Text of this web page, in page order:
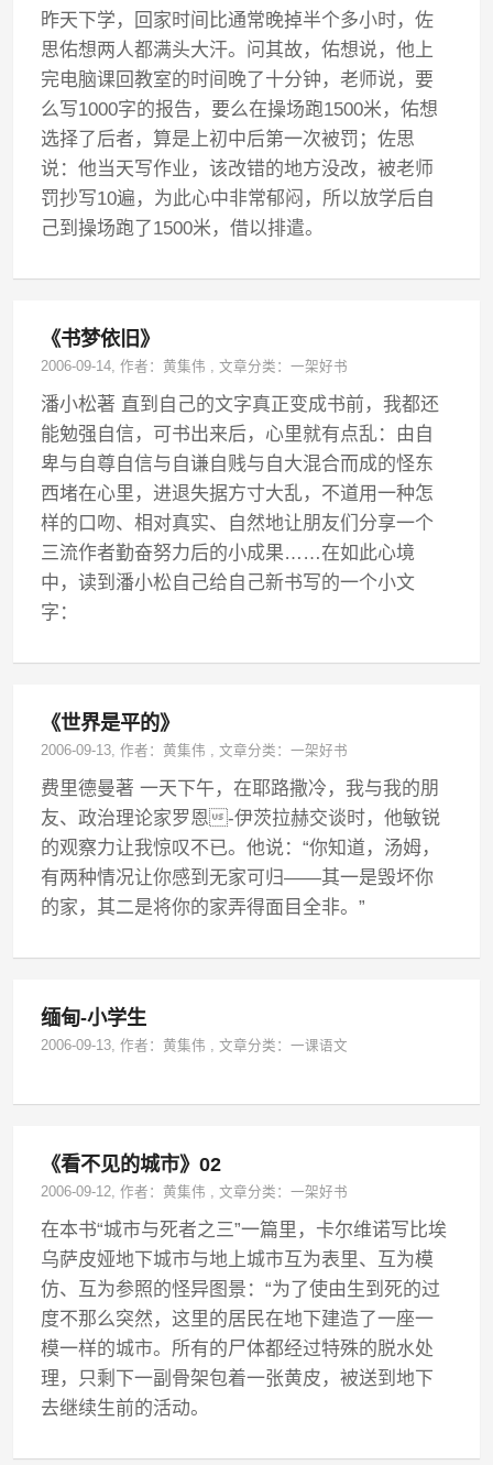
昨天下学，回家时间比通常晚掉半个多小时，佐
思佑想两人都满头大汗。问其故，佑想说，他上
完电脑课回教室的时间晚了十分钟，老师说，要
么写1000字的报告，要么在操场跑1500米，佑想
选择了后者，算是上初中后第一次被罚；佐思
说：他当天写作业，该改错的地方没改，被老师
罚抄写10遍，为此心中非常郁闷，所以放学后自
己到操场跑了1500米，借以排遣。
《书梦依旧》
2006-09-14, 作者：黄集伟 ,文章分类：一架好书
潘小松著 直到自己的文字真正变成书前，我都还
能勉强自信，可书出来后，心里就有点乱：由自
卑与自尊自信与自谦自贱与自大混合而成的怪东
西堵在心里，进退失据方寸大乱，不道用一种怎
样的口吻、相对真实、自然地让朋友们分享一个
三流作者勤奋努力后的小成果……在如此心境
中，读到潘小松自己给自己新书写的一个小文
字：
《世界是平的》
2006-09-13, 作者：黄集伟 ,文章分类：一架好书
费里德曼著 一天下午，在耶路撒冷，我与我的朋
友、政治理论家罗恩-伊茨拉赫交谈时，他敏锐
的观察力让我惊叹不已。他说：“你知道，汤姆，
有两种情况让你感到无家可归——其一是毁坏你
的家，其二是将你的家弄得面目全非。”
缅甸-小学生
2006-09-13, 作者：黄集伟 ,文章分类：一课语文
《看不见的城市》02
2006-09-12, 作者：黄集伟 ,文章分类：一架好书
在本书“城市与死者之三”一篇里，卡尔维诺写比埃
乌萨皮娅地下城市与地上城市互为表里、互为模
仿、互为参照的怪异图景：“为了使由生到死的过
度不那么突然，这里的居民在地下建造了一座一
模一样的城市。所有的尸体都经过特殊的脱水处
理，只剩下一副骨架包着一张黄皮，被送到地下
去继续生前的活动。